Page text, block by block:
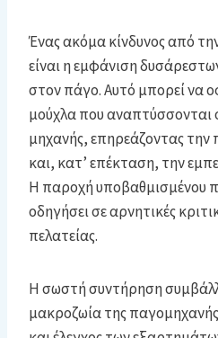
Ένας ακόμα κίνδυνος από
είναι η εμφάνιση
στον πάγο. Αυτό μπορεί να
μούχλα που αναπτύσσονται
μηχανής, επηρεάζοντας την
και, κατ’ επέκταση, την
Η παροχή υποβαθμισμένου
οδηγήσει σε αρνητικές
πελατείας.
Η σωστή συντήρηση
μακροζωία της